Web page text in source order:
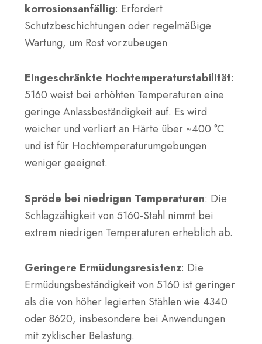
korrosionsanfällig: Erfordert
Schutzbeschichtungen oder regelmäßige
Wartung, um Rost vorzubeugen
Eingeschränkte Hochtemperaturstabilität:
5160 weist bei erhöhten Temperaturen eine
geringe Anlassbeständigkeit auf. Es wird
weicher und verliert an Härte über ~400 °C
und ist für Hochtemperaturumgebungen
weniger geeignet.
Spröde bei niedrigen Temperaturen: Die
Schlagzähigkeit von 5160-Stahl nimmt bei
extrem niedrigen Temperaturen erheblich ab.
Geringere Ermüdungsresistenz: Die
Ermüdungsbeständigkeit von 5160 ist geringer
als die von höher legierten Stählen wie 4340
oder 8620, insbesondere bei Anwendungen
mit zyklischer Belastung.